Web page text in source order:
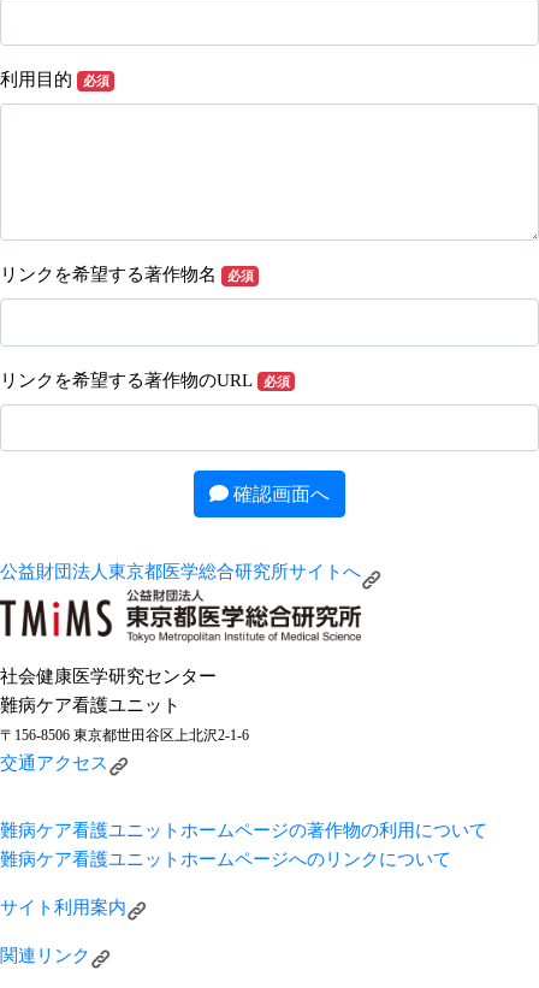
利用目的 必須
リンクを希望する著作物名 必須
リンクを希望する著作物のURL 必須
確認画面へ
公益財団法人東京都医学総合研究所サイトへ
社会健康医学研究センター
難病ケア看護ユニット
〒156-8506 東京都世田谷区上北沢2-1-6
交通アクセス
難病ケア看護ユニットホームページの著作物の利用について
難病ケア看護ユニットホームページへのリンクについて
サイト利用案内
関連リンク